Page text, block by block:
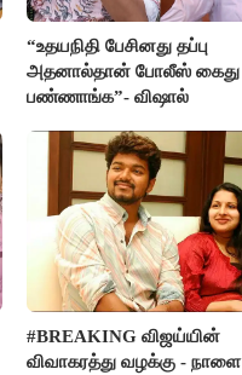
“உதயநிதி பேசினது தப்பு
அதனால்தான் போலீஸ் கைது
பண்ணாங்க”- விஷால்
#BREAKING விஜய்யின்
விவாகரத்து வழக்கு - நாளை